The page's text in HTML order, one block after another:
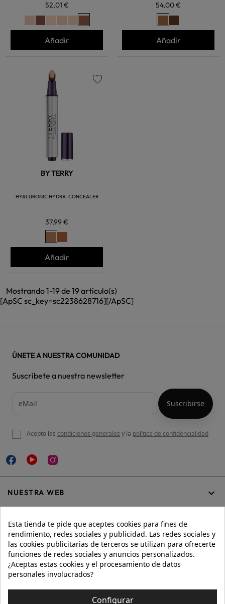
52,01 €
Añadir
54,00 €
Añadir
BY TERRY
HYALURONIC HYDRA-CONCEALER
37,99 €
Añadir
Mostrando 1-19 de 19 artículo(s)
[ApSC sc_key=sc2238628716][/ApSC]
NUESTRA WEB 
AYUDA 
INFORMACIÓN
ÚNETE A NUESTRA COMUNIDAD
Suscríbete a nuestra newsletter
Acepto las condiciones generales y la política de confidencialidad
Esta tienda te pide que aceptes cookies para fines de
rendimiento, redes sociales y publicidad. Las redes sociales y
las cookies publicitarias de terceros se utilizan para ofrecerte
funciones de redes sociales y anuncios personalizados.
¿Aceptas estas cookies y el procesamiento de datos
personales involucrados?
Configurar